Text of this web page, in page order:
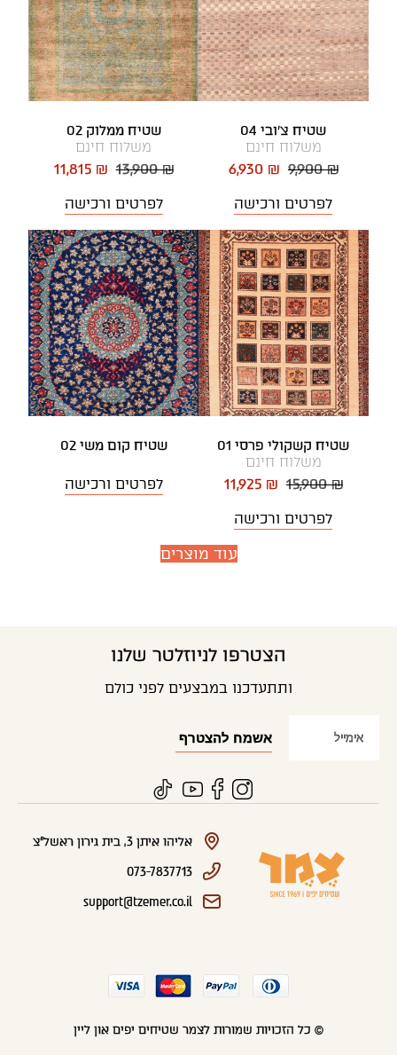
שטיח צ'ובי 04
משלוח חינם
9,900 ₪
6,930 ₪
לפרטים ורכישה
שטיח ממלוק 02
משלוח חינם
13,900 ₪
11,815 ₪
לפרטים ורכישה
שטיח קשקולי פרסי 01
משלוח חינם
15,900 ₪
11,925 ₪
לפרטים ורכישה
שטיח קום משי 02
לפרטים ורכישה
עוד מוצרים
הצטרפו לניוזלטר שלנו
ותתעדכנו במבצעים לפני כולם
אליהו איתן 3, בית גירון ראשל"צ
073-7837713
support@tzemer.co.il
© כל הזכויות שמורות לצמר שטיחים יפים און ליין